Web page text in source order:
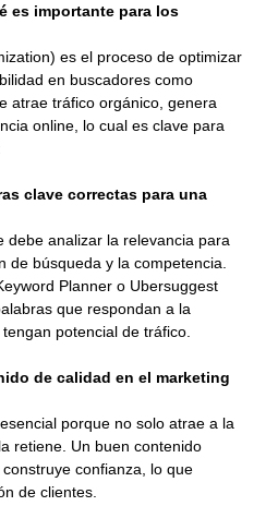
es importante para los
es el proceso de optimizar
en buscadores como
atrae tráfico orgánico, genera
online, lo cual es clave para
clave correctas para una
debe analizar la relevancia para
de búsqueda y la competencia.
Planner o Ubersuggest
que respondan a la
potencial de tráfico.
de calidad en el marketing
porque no solo atrae a la
retiene. Un buen contenido
confianza, lo que
de clientes.